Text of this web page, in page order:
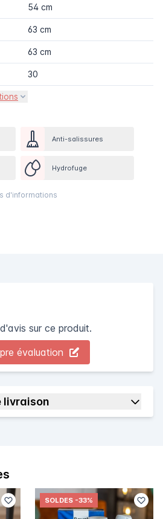
54 cm
63 cm
63 cm
30
Anti-salissures
Hydrofuge
d'informations
sur ce produit.
évaluation
livraison
SOLDES -33%